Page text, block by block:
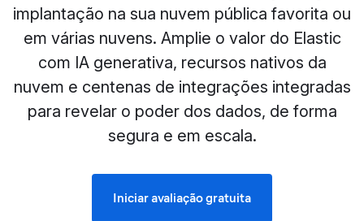
implantação na sua nuvem pública favorita ou
em várias nuvens. Amplie o valor do Elastic
com IA generativa, recursos nativos da
nuvem e centenas de integrações integradas
para revelar o poder dos dados, de forma
segura e em escala.
Iniciar avaliação gratuita